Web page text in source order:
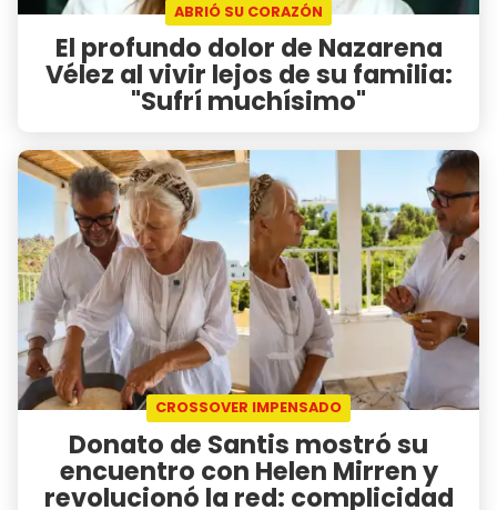
ABRIÓ SU CORAZÓN
El profundo dolor de Nazarena
Vélez al vivir lejos de su familia:
"Sufrí muchísimo"
CROSSOVER IMPENSADO
Donato de Santis mostró su
encuentro con Helen Mirren y
revolucionó la red: complicidad